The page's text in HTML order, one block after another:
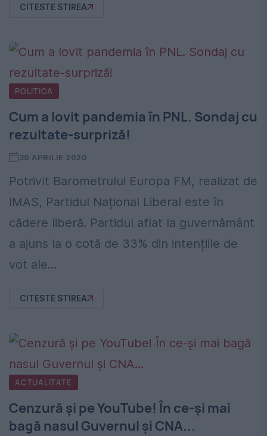
CITESTE STIREA
POLITICA
Cum a lovit pandemia în PNL. Sondaj cu
rezultate-surpriză!
30 APRILIE 2020
Potrivit Barometrului Europa FM, realizat de
IMAS, Partidul Național Liberal este în
cădere liberă. Partidul aflat la guvernământ
a ajuns la o cotă de 33% din intențiile de
vot ale...
CITESTE STIREA
ACTUALITATE
Cenzură și pe YouTube! În ce-și mai
bagă nasul Guvernul și CNA...